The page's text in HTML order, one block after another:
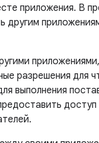
приложения. В
другим
разрешения для
выполнения
доступ